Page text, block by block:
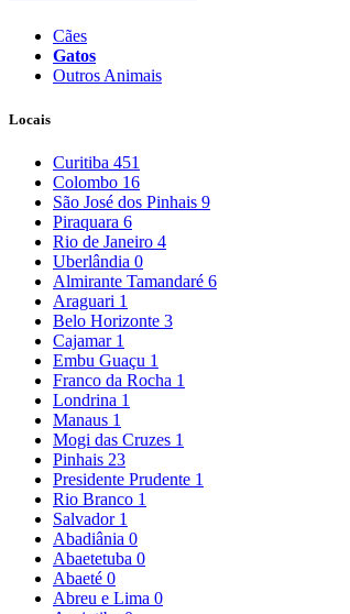
Cães
Gatos
Outros Animais
Locais
Curitiba 451
Colombo 16
São José dos Pinhais 9
Piraquara 6
Rio de Janeiro 4
Uberlândia 0
Almirante Tamandaré 6
Araguari 1
Belo Horizonte 3
Cajamar 1
Embu Guaçu 1
Franco da Rocha 1
Londrina 1
Manaus 1
Mogi das Cruzes 1
Pinhais 23
Presidente Prudente 1
Rio Branco 1
Salvador 1
Abadiânia 0
Abaetetuba 0
Abaeté 0
Abreu e Lima 0